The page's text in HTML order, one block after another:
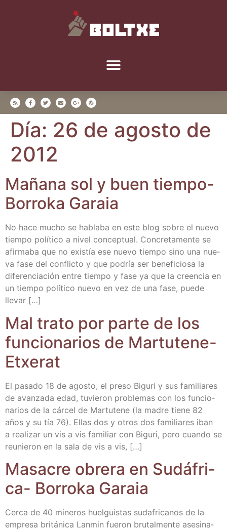
Día: 26 de agosto de
2012
Maña­na sol y buen tiem­po-
Borro­ka Garaia
No hace mucho se habla­ba en este blog sobre el nue­vo
tiem­po polí­ti­co a nivel con­cep­tual. Con­cre­ta­men­te se
afir­ma­ba que no exis­tía ese nue­vo tiem­po sino una nue­
va fase del con­flic­to y que podría ser bene­fi­cio­sa la
dife­ren­cia­ción entre tiem­po y fase ya que la creen­cia en
un tiem­po polí­ti­co nue­vo en vez de una fase, pue­de
llevar […]
Mal tra­to por par­te de los
fun­cio­na­rios de Mar­tu­te­ne-
Etxerat
El pasa­do 18 de agos­to, el pre­so Bigu­ri y sus fami­lia­res
de avan­za­da edad, tuvie­ron pro­ble­mas con los fun­cio­
na­rios de la cár­cel de Mar­tu­te­ne (la madre tie­ne 82
años y su tía 76). Ellas dos y otros dos fami­lia­res iban
a rea­li­zar un vis a vis fami­liar con Bigu­ri, pero cuan­do se
reu­nie­ron en la sala de vis a vis, […]
Masa­cre obre­ra en Sudá­fri­
ca- Borro­ka Garaia
Cer­ca de 40 mine­ros huel­guis­tas suda­fri­ca­nos de la
empre­sa bri­tá­ni­ca Lan­min fue­ron bru­tal­men­te ase­si­na­